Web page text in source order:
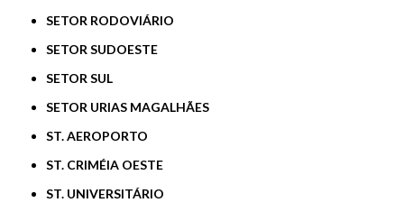
SETOR RODOVIÁRIO
SETOR SUDOESTE
SETOR SUL
SETOR URIAS MAGALHÃES
ST. AEROPORTO
ST. CRIMÉIA OESTE
ST. UNIVERSITÁRIO